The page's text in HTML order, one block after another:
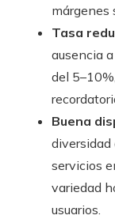
márgenes
Tasa
ausencia
del
Buena
diversidad
servicios
variedad
usuarios.